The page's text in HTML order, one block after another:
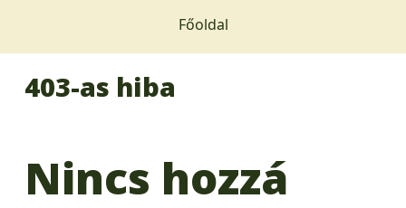
Főoldal
403-as hiba
Nincs hozzá